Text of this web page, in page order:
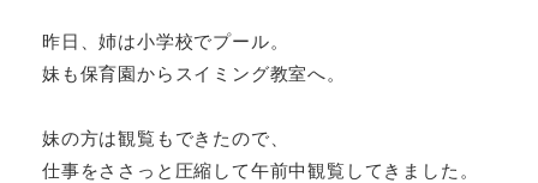
昨日、姉は小学校でプール。
妹も保育園からスイミング教室へ。
妹の方は観覧もできたので、
仕事をささっと圧縮して午前中観覧してきました。